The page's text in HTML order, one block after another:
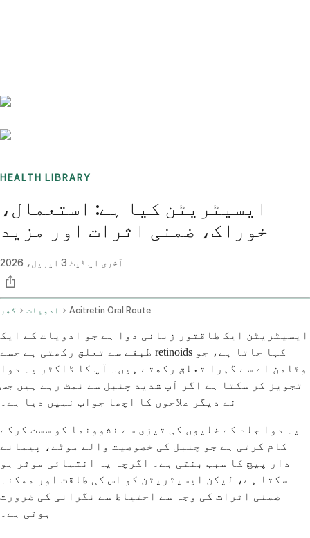
HEALTH LIBRARY
ایسیٹریٹن کیا ہے: استعمال،
خوراک، ضمنی اثرات اور مزید
آخری اپ ڈیٹ 3 اپریل، 2026
گھر ادویات Acitretin Oral Route
ایسیٹریٹن ایک طاقتور زبانی دوا ہے جو ادویات کے ایک
طبقے سے تعلق رکھتی ہے جسے retinoids کہا جاتا ہے، جو
وٹامن اے سے گہرا تعلق رکھتے ہیں۔ آپ کا ڈاکٹر یہ دوا
تجویز کر سکتا ہے اگر آپ شدید چنبل سے نمٹ رہے ہیں جس
نے دیگر علاجوں کا اچھا جواب نہیں دیا ہے۔
یہ دوا جلد کے خلیوں کی تیزی سے نشوونما کو سست کرکے
کام کرتی ہے جو چنبل کی خصوصیت والے موٹے، پیمانے
دار پیچ کا سبب بنتی ہے۔ اگرچہ یہ انتہائی موثر ہو
سکتا ہے، لیکن ایسیٹریٹن کو اس کی طاقت اور ممکنہ
ضمنی اثرات کی وجہ سے احتیاط سے نگرانی کی ضرورت
ہوتی ہے۔